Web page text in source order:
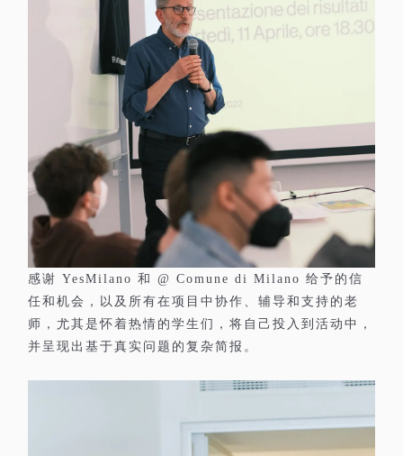
感谢 YesMilano 和 @ Comune di Milano 给予的信
任和机会，以及所有在项目中协作、辅导和支持的老
师，尤其是怀着热情的学生们，将自己投入到活动中，
并呈现出基于真实问题的复杂简报。